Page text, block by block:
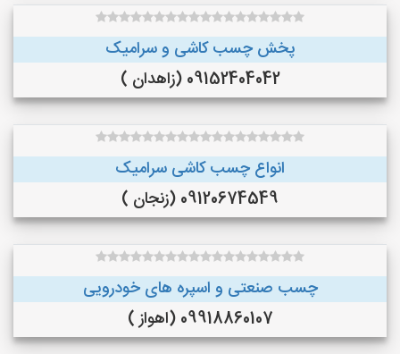
پخش چسب کاشی و سرامیک
09152404042 (زاهدان )
انواع چسب کاشی سرامیک
09120674549 (زنجان )
چسب صنعتی و اسپره های خودرویی
09918860107 (اهواز )